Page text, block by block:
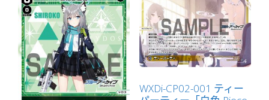
藍
檔
案
標
記
物
WXDi-CP02-001 ティー